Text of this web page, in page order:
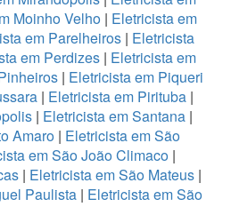
Moinho Velho | Eletricista em
em Parelheiros| Eletricista
em Perdizes | Eletricista em
| Eletricista em Piqueri
| Eletricista em Pirituba |
| Eletricista em Santana|
Amaro | Eletricista em São
em São João Climaco |
| Eletricista em São Mateus |
Paulista | Eletricista em São